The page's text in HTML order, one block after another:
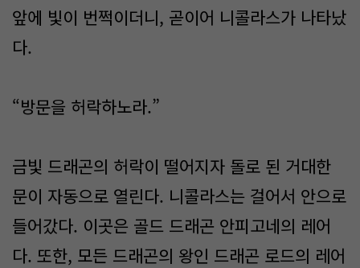
앞에 빛이 번쩍이더니, 곧이어 니콜라스가 나타났
다.
“방문을 허락하노라.”
금빛 드래곤의 허락이 떨어지자 돌로 된 거대한
문이 자동으로 열린다. 니콜라스는 걸어서 안으로
들어갔다. 이곳은 골드 드래곤 안피고네의 레어
다. 또한, 모든 드래곤의 왕인 드래곤 로드의 레어